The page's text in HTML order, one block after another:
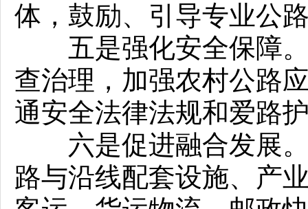
体，鼓励、引导专业公
五是强化安全保障。
查治理，加强农村公路
通安全法律法规和爱路
六是促进融合发展。
路与沿线配套设施、产